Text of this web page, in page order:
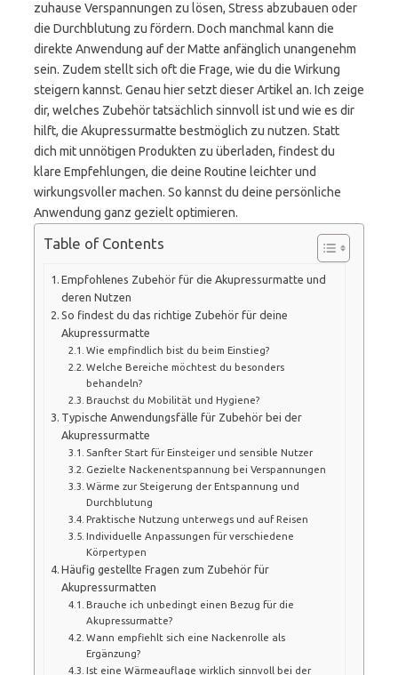
zuhause Verspannungen zu lösen, Stress abzubauen oder
die Durchblutung zu fördern. Doch manchmal kann die
direkte Anwendung auf der Matte anfänglich unangenehm
sein. Zudem stellt sich oft die Frage, wie du die Wirkung
steigern kannst. Genau hier setzt dieser Artikel an. Ich zeige
dir, welches Zubehör tatsächlich sinnvoll ist und wie es dir
hilft, die Akupressurmatte bestmöglich zu nutzen. Statt
dich mit unnötigen Produkten zu überladen, findest du
klare Empfehlungen, die deine Routine leichter und
wirkungsvoller machen. So kannst du deine persönliche
Anwendung ganz gezielt optimieren.
Table of Contents
Empfohlenes Zubehör für die Akupressurmatte und
deren Nutzen
So findest du das richtige Zubehör für deine
Akupressurmatte
Wie empfindlich bist du beim Einstieg?
Welche Bereiche möchtest du besonders
behandeln?
Brauchst du Mobilität und Hygiene?
Typische Anwendungsfälle für Zubehör bei der
Akupressurmatte
Sanfter Start für Einsteiger und sensible Nutzer
Gezielte Nackenentspannung bei Verspannungen
Wärme zur Steigerung der Entspannung und
Durchblutung
Praktische Nutzung unterwegs und auf Reisen
Individuelle Anpassungen für verschiedene
Körpertypen
Häufig gestellte Fragen zum Zubehör für
Akupressurmatten
Brauche ich unbedingt einen Bezug für die
Akupressurmatte?
Wann empfiehlt sich eine Nackenrolle als
Ergänzung?
Ist eine Wärmeauflage wirklich sinnvoll bei der